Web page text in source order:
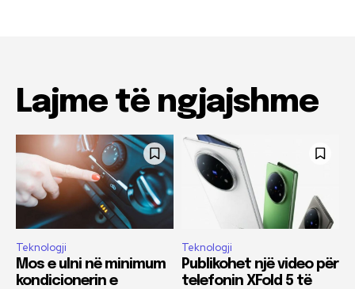
Lajme të ngjajshme
Teknologji
Mos e ulni në minimum
kondicionerin e
Teknologji
Publikohet një video për
telefonin XFold 5 të